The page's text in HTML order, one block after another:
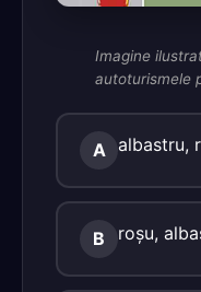
Imagine
autoturismele
A albastru,
B roşu,